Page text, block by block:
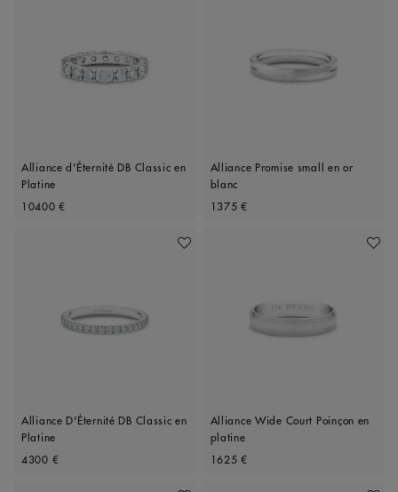
Alliance d'Éternité DB Classic en
Platine
Original price
10400 €
Alliance Promise small en or
blanc
Original price
1375 €
Ajouter À Ma Wishlist
Alliance D'Éternité DB Classic en
Platine
Original price
4300 €
Alliance Wide Court Poinçon en
platine
Original price
1625 €